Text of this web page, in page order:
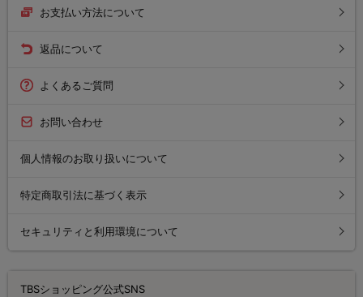
お支払い方法について
返品について
よくあるご質問
お問い合わせ
個人情報のお取り扱いについて
特定商取引法に基づく表示
セキュリティと利用環境について
TBSショッピング公式SNS